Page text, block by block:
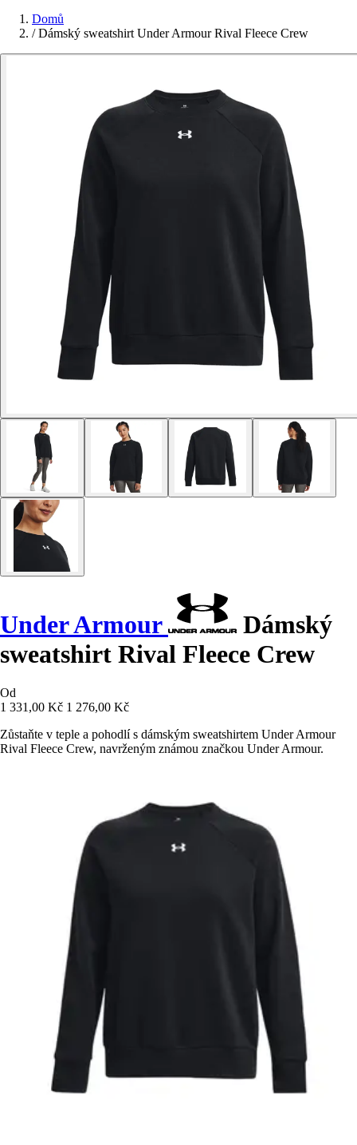
Domů
/ Dámský sweatshirt Under Armour Rival Fleece Crew
Under Armour
Dámský
sweatshirt Rival Fleece Crew
Od
1 331,00 Kč 1 276,00 Kč
Zůstaňte v teple a pohodlí s dámským sweatshirtem Under Armour
Rival Fleece Crew, navrženým známou značkou Under Armour.